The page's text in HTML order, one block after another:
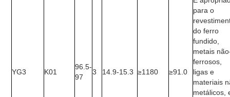
YG3 K01
96.5-
97
3 14.9-15.3 ≥1180 ≥91.0
para o
do ferro
fundido,
metais
ferrosos,
ligas e
materiais
metálicos,